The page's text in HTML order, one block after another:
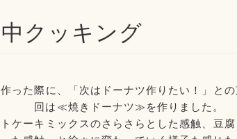
クッキング
った際に、「次はドーナツ作りたい！」と
回は≪焼きドーナツ≫を作りました。
ケーキミックスのさらさらとした感触、豆